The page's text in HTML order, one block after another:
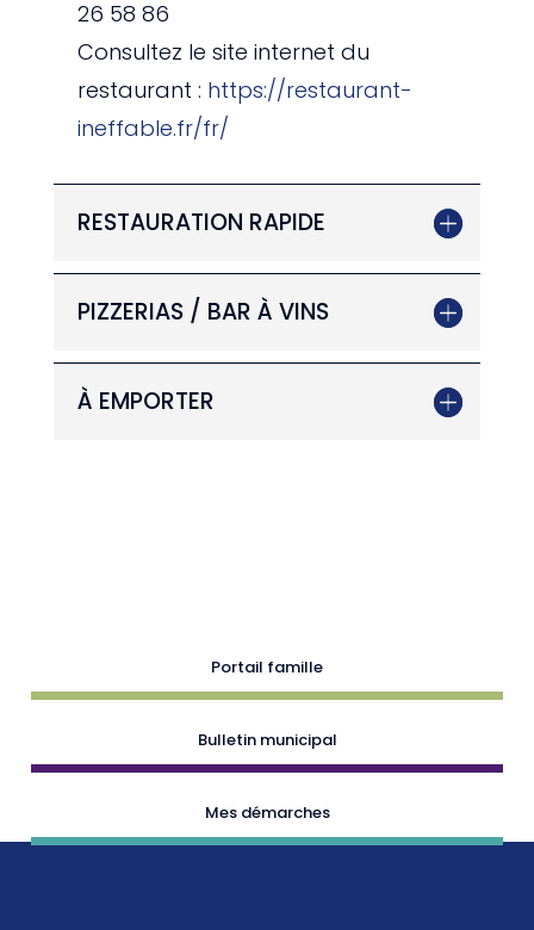
26 58 86
Consultez le site internet du
restaurant : https://restaurant-
ineffable.fr/fr/
RESTAURATION RAPIDE
PIZZERIAS / BAR À VINS
À EMPORTER
Portail famille
Bulletin municipal
Mes démarches